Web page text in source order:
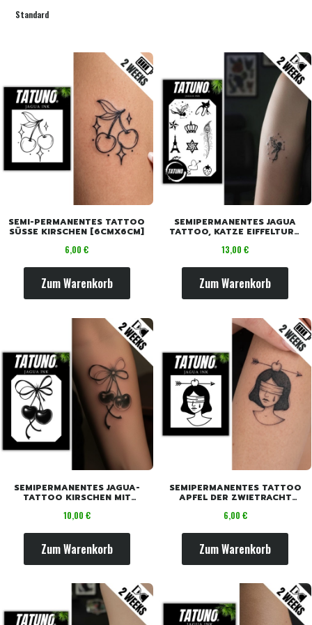
Standard
SEMI-PERMANENTES TATTOO
SÜSSE KIRSCHEN [6CMX6CM]
Preis
6,00 €
Zum Warenkorb
SEMIPERMANENTES JAGUA
TATTOO, KATZE EIFFELTURM
Preis
13,00 €
Zum Warenkorb
SEMIPERMANENTES JAGUA-
TATTOO KIRSCHEN MIT
Preis
10,00 €
Zum Warenkorb
SEMIPERMANENTES TATTOO
APFEL DER ZWIETRACHT
Preis
6,00 €
Zum Warenkorb